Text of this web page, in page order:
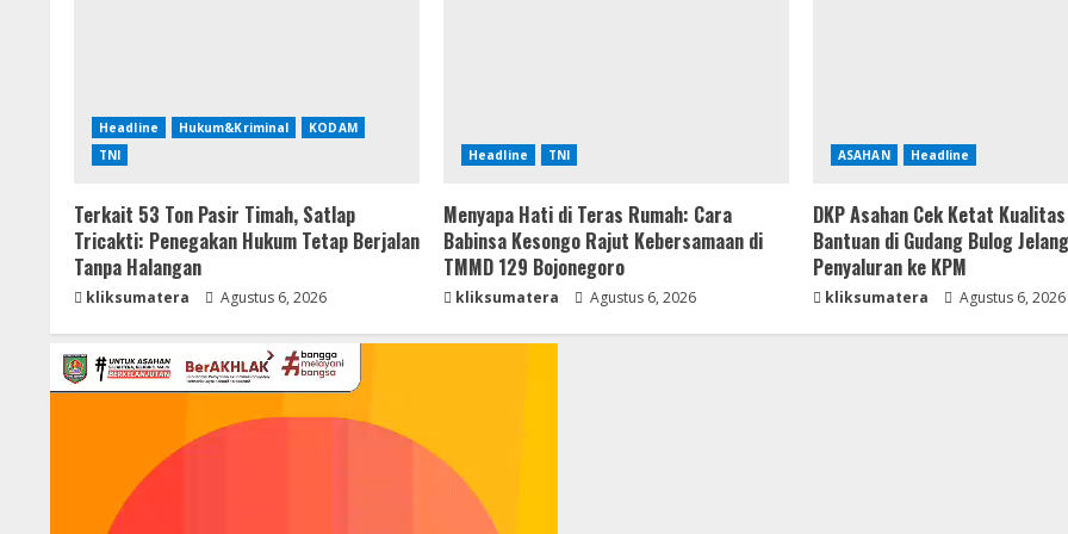
Headline Hukum&Kriminal
KODAM
TNI
Terkait 53 Ton Pasir Timah, Satlap
Tricakti: Penegakan Hukum Tetap Berjalan
Tanpa Halangan
kliksumatera Agustus 6, 2026
Headline TNI
Menyapa Hati di Teras Rumah: Cara
Babinsa Kesongo Rajut Kebersamaan di
TMMD 129 Bojonegoro
kliksumatera Agustus 6, 2026
ASAHAN Headline
DKP Asahan Cek Ketat
Bantuan di Gudang Bulog Jelang
Penyaluran ke KPM
kliksumatera Agustus 6, 2026
Pemutar
Video